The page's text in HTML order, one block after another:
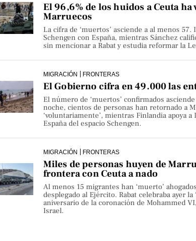
El 96,6% de los huidos a Ceuta ha
Marruecos
La cifra de ‘muertos’ asciende a al menos
Schengen con España, mientras Sánchez
sin mencionar a Rabat y estudia reformar la
MIGRACIÓN FRONTERAS
El Gobierno cifra en 49.000 las
El número de ‘muertos’ confirmados
noche, cientos de personas han retornado a
‘voluntariamente’, mientras Finlandia apoya
España del espacio Schengen.
MIGRACIÓN FRONTERAS
Miles de personas huyen de
frontera con Ceuta a nado
Al menos 15 migrantes han ‘muerto’
desplegado al Ejército. Rabat celebraba ayer la
aniversario de la coronación de Mohammed
Israel.